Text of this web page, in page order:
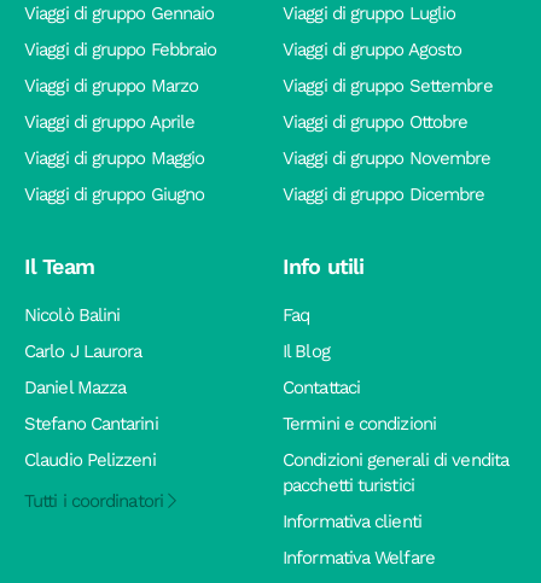
Viaggi di gruppo Gennaio
Viaggi di gruppo Febbraio
Viaggi di gruppo Marzo
Viaggi di gruppo Aprile
Viaggi di gruppo Maggio
Viaggi di gruppo Giugno
Viaggi di gruppo Luglio
Viaggi di gruppo Agosto
Viaggi di gruppo Settembre
Viaggi di gruppo Ottobre
Viaggi di gruppo Novembre
Viaggi di gruppo Dicembre
Il Team
Nicolò Balini
Carlo J Laurora
Daniel Mazza
Stefano Cantarini
Claudio Pelizzeni
Tutti i coordinatori
Info utili
Faq
Il Blog
Contattaci
Termini e condizioni
Condizioni generali di vendita
pacchetti turistici
Informativa clienti
Informativa Welfare